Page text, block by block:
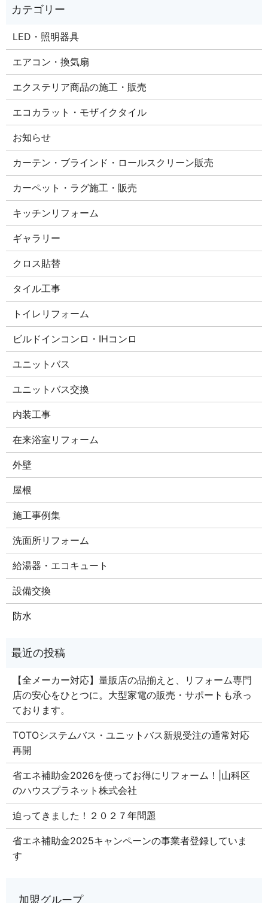
LED・照明器具
エアコン・換気扇
エクステリア商品の施工・販売
エコカラット・モザイクタイル
お知らせ
カーテン・ブラインド・ロールスクリーン販売
カーペット・ラグ施工・販売
キッチンリフォーム
ギャラリー
クロス貼替
タイル工事
トイレリフォーム
ビルドインコンロ・IHコンロ
ユニットバス
ユニットバス交換
内装工事
在来浴室リフォーム
外壁
屋根
施工事例集
洗面所リフォーム
給湯器・エコキュート
設備交換
防水
【全メーカー対応】量販店の品揃えと、リフォーム専門
店の安心をひとつに。大型家電の販売・サポートも承っ
ております。
TOTOシステムバス・ユニットバス新規受注の通常対応
再開
省エネ補助金2026を使ってお得にリフォーム！|山科区
のハウスプラネット株式会社
迫ってきました！２０２７年問題
省エネ補助金2025キャンペーンの事業者登録していま
す
加盟グループ